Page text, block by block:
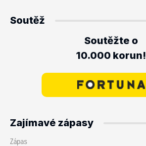
Soutěž
Soutěžte o
10.000 korun!
Zajímavé zápasy
Zápas